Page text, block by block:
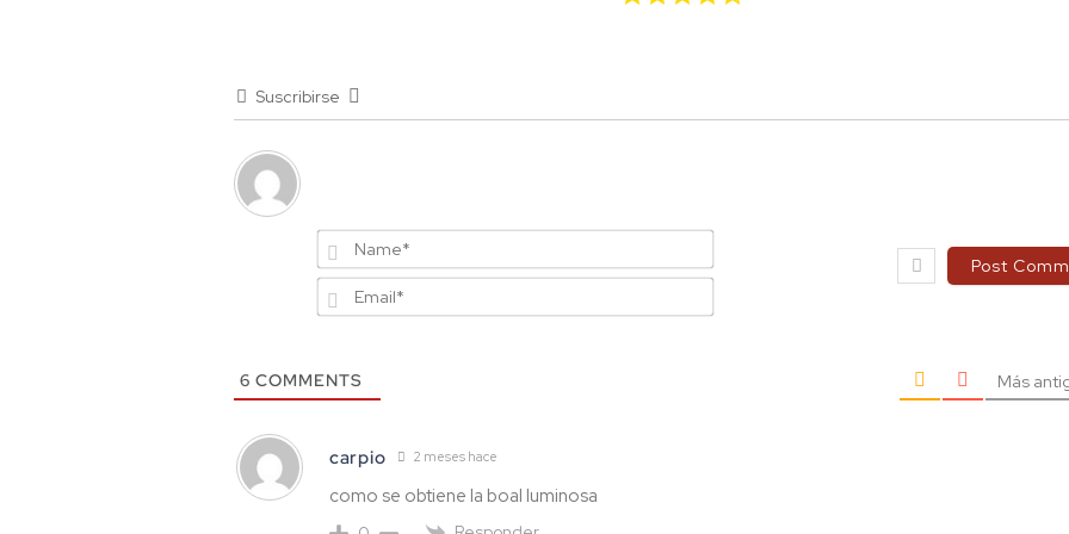
Suscribirse
Name*
Email*
6 COMMENTS Más
carpio 2 meses hace
como se obtiene la boal luminosa